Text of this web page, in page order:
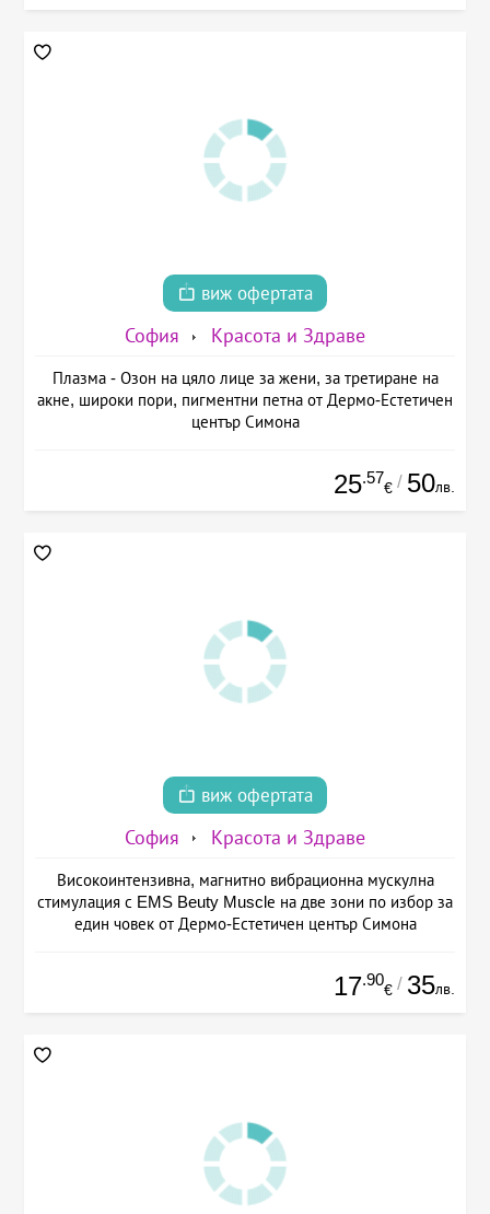
виж офертата
София Красота и Здраве
Плазма - Озон на цяло лице за жени, за третиране на
акне, широки пори, пигментни петна от Дермо-Естетичен
център Симона
25.57
€ / 50лв.
виж офертата
София Красота и Здраве
Високоинтензивна, магнитно вибрационна мускулна
стимулация с EMS Beuty Musclе на две зони по избор за
един човек от Дермо-Естетичен център Симона
17.90
€ / 35лв.